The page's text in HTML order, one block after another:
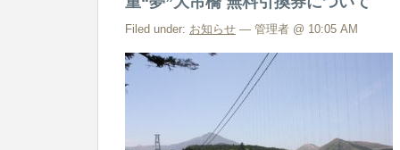
Filed under: お知らせ — 管理者 @ 10:05 AM